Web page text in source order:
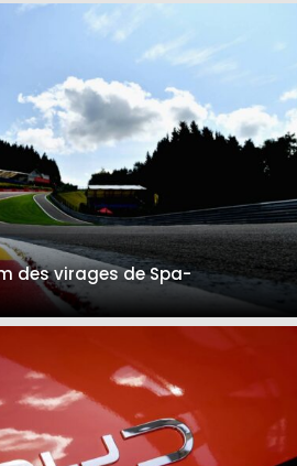
des virages de Spa-